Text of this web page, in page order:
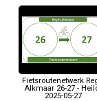
Fietsroutenetwerk
Alkmaar 26-27 -
2025-05-27